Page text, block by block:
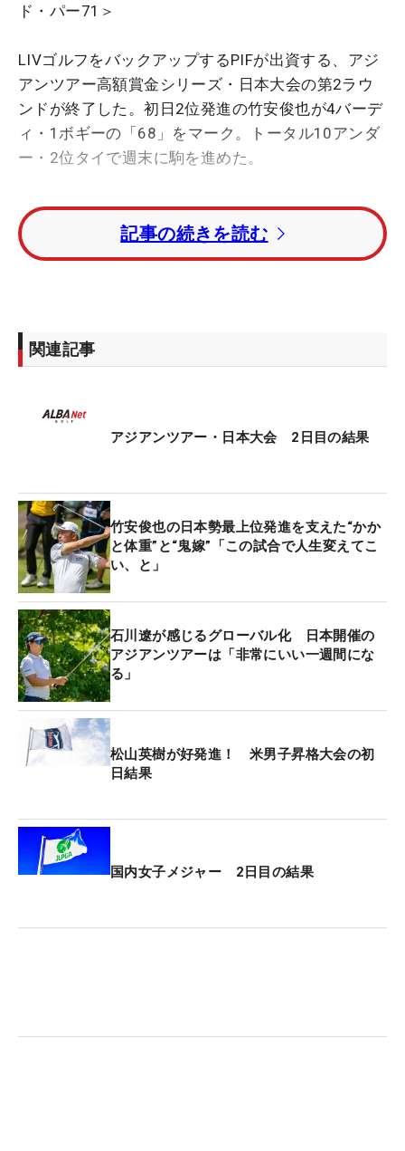
ド・パー71＞
LIVゴルフをバックアップするPIFが出資する、アジ
アンツアー高額賞金シリーズ・日本大会の第2ラウ
ンドが終了した。初日2位発進の竹安俊也が4バーデ
ィ・1ボギーの「68」をマーク。トータル10アンダ
ー・2位タイで週末に駒を進めた。
杉浦悠太はトータル8アンダー・4位タイ。今平周吾
はトータル5アンダー・13位タイ、比嘉一貴はトー
タル4アンダー・18位タイで予選を通過した。
浅地洋佑は、トータル2アンダー・36位タイで決勝
へ。石川遼はトータル2オーバー・95位タイで予選
トータル11アンダー・単独首位はLIVゴルファーの
（韓国）が続いた。
今大会の賞金総額は200万ドル（約2億8800万
円）。優勝者には賞金36万ドル（約5100万円）が
与えられる。
記事の続きを読む
関連記事
アジアンツアー・日本大会 2日目の結果
竹安俊也の日本勢最上位発進を支えた“かか
と体重”と“鬼嫁”「この試合で人生変えてこ
い、と」
石川遼が感じるグローバル化 日本開催の
アジアンツアーは「非常にいい一週間にな
る」
松山英樹が好発進！ 米男子昇格大会の初
日結果
国内女子メジャー 2日目の結果